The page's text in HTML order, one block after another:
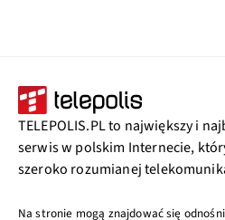
TELEPOLIS.PL to największy i
serwis w polskim Internecie,
szeroko rozumianej
Na stronie mogą znajdować się